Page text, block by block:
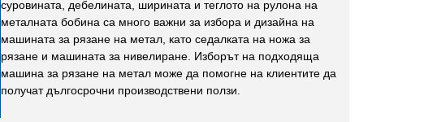
суровината, дебелината, ширината и теглото на рулона на
металната бобина са много важни за избора и дизайна на
машината за рязане на метал, като седалката на ножа за
рязане и машината за нивелиране. Изборът на подходяща
машина за рязане на метал може да помогне на клиентите да
получат дългосрочни производствени ползи.